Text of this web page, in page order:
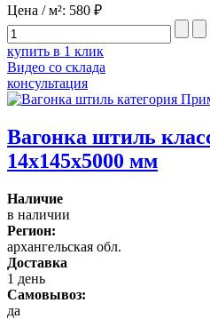
Цена / м²: 580 ₽
купить в 1 клик
Видео со склада
консультация
Вагонка штиль
14x145x5000 мм
Наличие
в наличии
Регион:
архангельская обл.
Доставка
1 день
Самовывоз:
да